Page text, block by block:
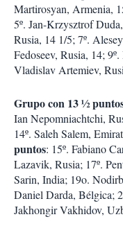
Martirosyan, Armenia,
5º. Jan-Krzysztrof
Rusia, 14 1/5; 7º.
Fedoseev, Rusia, 14;
Vladislav Artemiev,
Grupo con 13 ½
Ian Nepomniachtchi,
14º. Saleh Salem,
puntos: 15º. Fabiano
Lazavik, Rusia; 17º.
Sarin, India; 19o.
Daniel Darda, Bélgica;
Jakhongir Vakhidov,